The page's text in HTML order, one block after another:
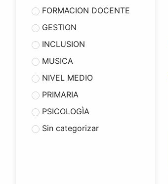
FORMACION DOCENTE
GESTION
INCLUSION
MUSICA
NIVEL MEDIO
PRIMARIA
PSICOLOGÌA
Sin categorizar